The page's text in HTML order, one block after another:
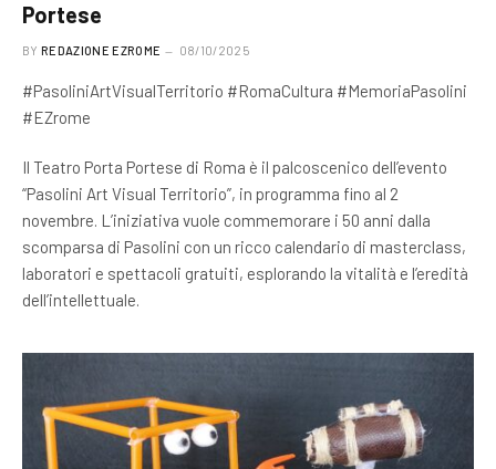
Portese
BY REDAZIONE EZROME 08/10/2025
#PasoliniArtVisualTerritorio #RomaCultura #MemoriaPasolini
#EZrome
Il Teatro Porta Portese di Roma è il palcoscenico dell’evento
“Pasolini Art Visual Territorio”, in programma fino al 2
novembre. L’iniziativa vuole commemorare i 50 anni dalla
scomparsa di Pasolini con un ricco calendario di masterclass,
laboratori e spettacoli gratuiti, esplorando la vitalità e l’eredità
dell’intellettuale.